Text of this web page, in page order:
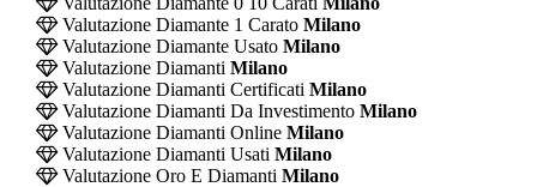
Valutazione Diamante 1 CaratoMilano
Valutazione Diamante UsatoMilano
Valutazione Diamanti Milano
Valutazione Diamanti Certificati Milano
Valutazione Diamanti Da InvestimentoMilano
Valutazione Diamanti OnlineMilano
Valutazione Diamanti Usati Milano
Valutazione Oro E Diamanti Milano